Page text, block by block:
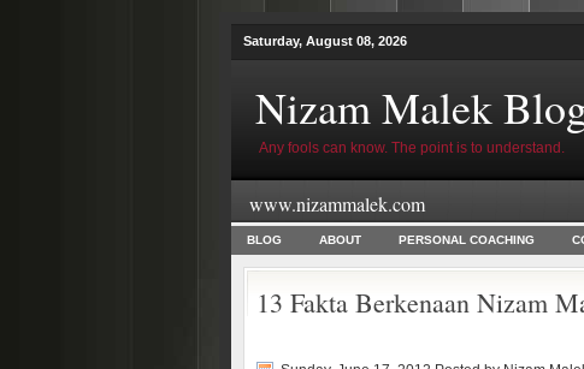
Saturday, August 08, 2026
Nizam Malek
Any fools can know. The point is to understand.
www.nizammalek.com
BLOG ABOUT PERSONAL COACHING
13 Fakta Berkenaan Nizam